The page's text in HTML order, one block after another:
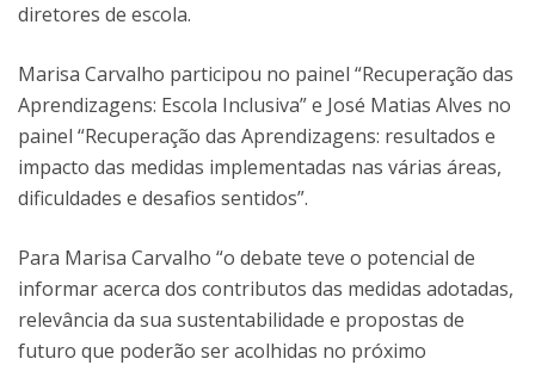
diretores de escola.
Marisa Carvalho participou no painel “Recuperação das
Aprendizagens: Escola Inclusiva” e José Matias Alves no
painel “Recuperação das Aprendizagens: resultados e
impacto das medidas implementadas nas várias áreas,
dificuldades e desafios sentidos”.
Para Marisa Carvalho “o debate teve o potencial de
informar acerca dos contributos das medidas adotadas,
relevância da sua sustentabilidade e propostas de
futuro que poderão ser acolhidas no próximo